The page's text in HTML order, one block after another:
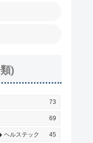
)
73
69
ヘルステック 45